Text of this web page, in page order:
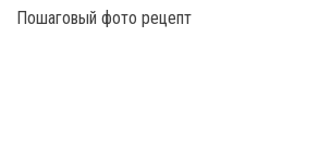
Пошаговый фото рецепт